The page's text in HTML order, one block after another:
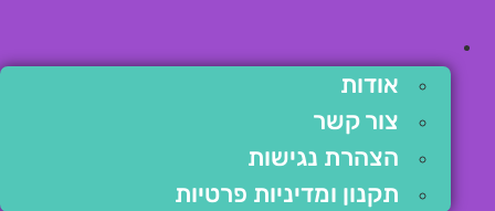
אודות
צור קשר
הצהרת נגישות
תקנון ומדיניות פרטיות